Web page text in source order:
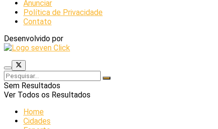
Anunciar
Política de Privacidade
Contato
Desenvolvido por
Sem Resultados
Ver Todos os Resultados
Home
Cidades